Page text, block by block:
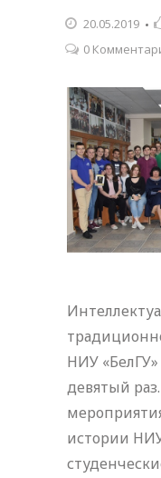
20.05.2019
0
НИУ
девятый
истории